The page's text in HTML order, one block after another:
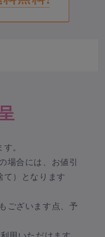
。
場合には、お値引
て）となります
ございます点、予